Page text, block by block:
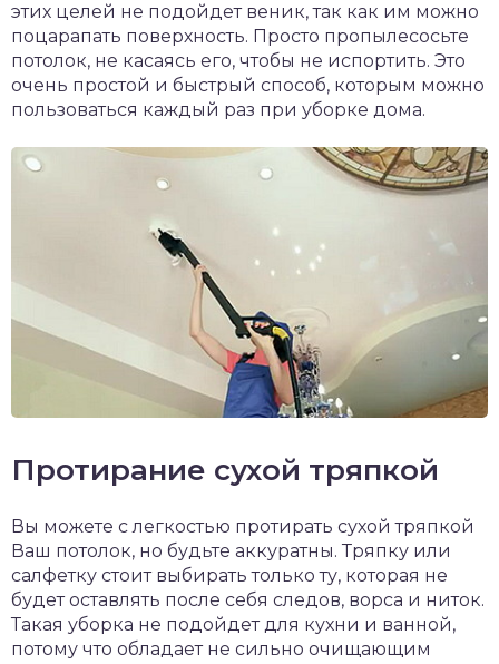
этих целей не подойдет веник, так как им можно
поцарапать поверхность. Просто пропылесосьте
потолок, не касаясь его, чтобы не испортить. Это
очень простой и быстрый способ, которым можно
пользоваться каждый раз при уборке дома.
Протирание сухой тряпкой
Вы можете с легкостью протирать сухой тряпкой
Ваш потолок, но будьте аккуратны. Тряпку или
салфетку стоит выбирать только ту, которая не
будет оставлять после себя следов, ворса и ниток.
Такая уборка не подойдет для кухни и ванной,
потому что обладает не сильно очищающим